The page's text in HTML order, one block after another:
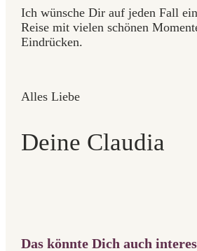
Ich wünsche Dir auf jeden Fall
Reise mit vielen schönen
Eindrücken.
Alles Liebe
Deine Claudia
Das könnte Dich auch